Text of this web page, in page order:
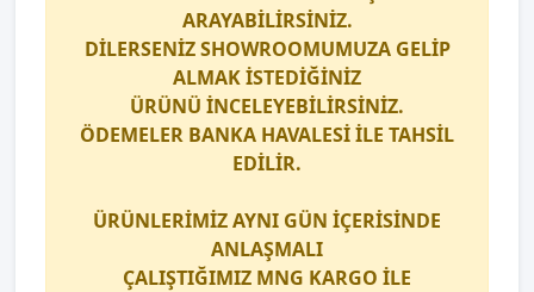
ARAYABİLİRSİNİZ.
DİLERSENİZ SHOWROOMUMUZA GELİP
ALMAK İSTEDİĞİNİZ
ÜRÜNÜ İNCELEYEBİLİRSİNİZ.
ÖDEMELER BANKA HAVALESİ İLE TAHSİL
EDİLİR.
ÜRÜNLERİMİZ AYNI GÜN İÇERİSİNDE
ANLAŞMALI
ÇALIŞTIĞIMIZ MNG KARGO İLE